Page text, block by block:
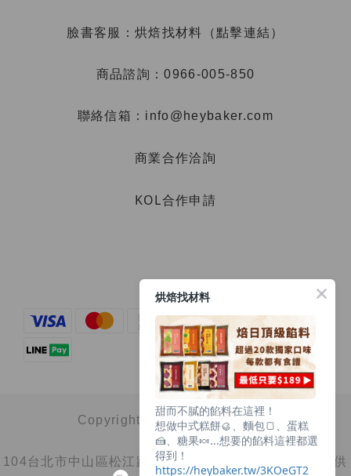
臉書客服： 烘焙找材料（點擊連結）
商品諮詢：0966-005-850
聯絡信箱：info@heybaker.com
商業合作洽詢
KOL合作申請
Copyright© 2025 心果有限公司
104台北市中山區松江路100巷14號1樓（非店面，不提供
烘焙找材料
甜而不膩的餡料在這裡！
想做中式糕餅🥮、麵包🍞、蛋糕
🍰、糖果🍬...想要的餡料這裡都選
得到！
https://heybaker.tw/3KOeGT2